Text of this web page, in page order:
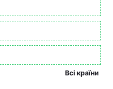
Всі країни